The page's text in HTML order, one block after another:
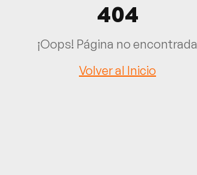
404
¡Oops! Página no encontrada
Volver al Inicio